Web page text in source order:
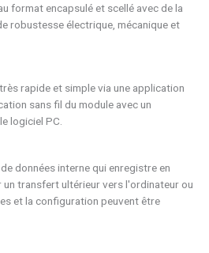
format encapsulé et scellé avec de la
robustesse électrique, mécanique et
rapide et simple via une application
sans fil du module avec un
logiciel PC.
données interne qui enregistre en
transfert ultérieur vers l'ordinateur ou
et la configuration peuvent être